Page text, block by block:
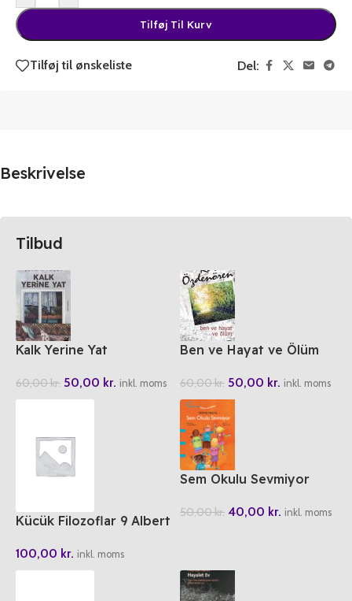
Tilføj Til Kurv
Tilføj til ønskeliste Del:
Beskrivelse
Tilbud
Kalk Yerine Yat
60,00kr. 50,00 kr. inkl. moms
Ben ve Hayat ve Ölüm
60,00kr. 50,00 kr. inkl. moms
Kücük Filozoflar 9 Albert
100,00 kr. inkl. moms
Sem Okulu Sevmiyor
50,00kr. 40,00 kr. inkl. moms